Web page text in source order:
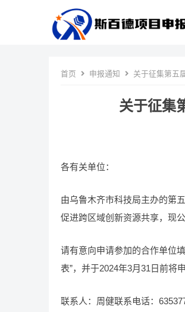
首页 申报通知 关于征集第五
关于征集
各有关单位：
由乌鲁木齐市科技局主办的第
促进跨区域创新资源共享，现
请有意向申请参加的合作单位
表”，并于2024年3月31日前将
联系人：周健联系电话：